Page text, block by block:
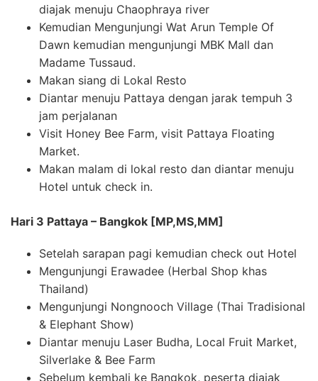
diajak menuju Chaophraya river
Kemudian Mengunjungi Wat Arun Temple Of
Dawn kemudian mengunjungi MBK Mall dan
Madame Tussaud.
Makan siang di Lokal Resto
Diantar menuju Pattaya dengan jarak tempuh 3
jam perjalanan
Visit Honey Bee Farm, visit Pattaya Floating
Market.
Makan malam di lokal resto dan diantar menuju
Hotel untuk check in.
Hari 3 Pattaya – Bangkok [MP,MS,MM]
Setelah sarapan pagi kemudian check out Hotel
Mengunjungi Erawadee (Herbal Shop khas
Thailand)
Mengunjungi Nongnooch Village (Thai Tradisional
& Elephant Show)
Diantar menuju Laser Budha, Local Fruit Market,
Silverlake & Bee Farm
Sebelum kembali ke Bangkok, peserta diajak